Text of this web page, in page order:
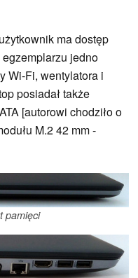
ma dostęp
jedno
Wi-Fi, wentylatora i
posiadał także
[autorowi chodziło o
M.2 42 mm -
pamięci